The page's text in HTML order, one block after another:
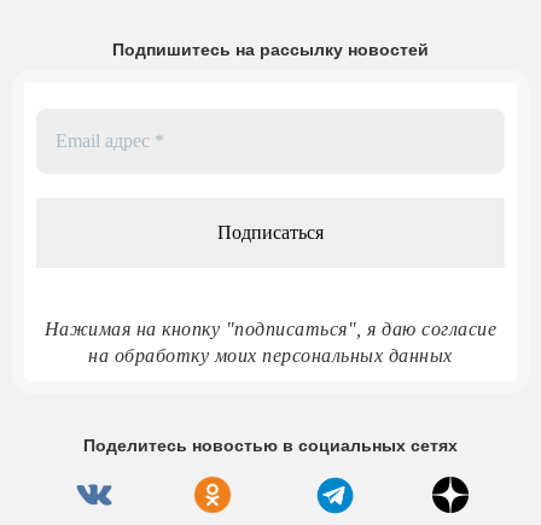
Подпишитесь на рассылку новостей
Нажимая на кнопку "подписаться", я даю согласие
на обработку моих персональных данных
Поделитесь новостью в социальных сетях